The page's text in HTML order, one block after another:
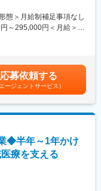
に挑む成長企業です。
を展開しています。
を推進しています。
・決済・コミュニケーシ
います。
。座学研修や配属後研修
環境です。
とが出来ます。
、おひとりおひとりの
ご提案します。
等の発毛・育毛ケア技
態＞月給制補足事項なし
～295,000円＜月給＞
の金額であり、選考を通
額)は固定手当を含めた表
応募依頼する
エージェントサービス）
◆半年～1年かけ
療を支える